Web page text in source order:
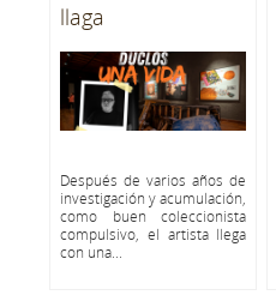
llaga
Después de varios años de
investigación y acumulación,
como buen coleccionista
compulsivo, el artista llega
con una...